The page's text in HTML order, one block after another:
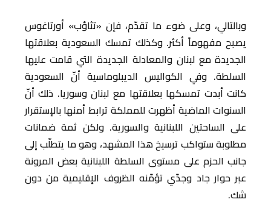
وبالتالي، وعلى ضوء ما تقدّم، فإن «تثاؤب» أورتاغوس
يصبح مفهوماً أكثر. وكذلك تمسك السعودية بعلاقتها
الجديدة مع لبنان والمعادلة الجديدة التي قامت عليها
السلطة. وفي الكواليس الديبلوماسية أنّ السعودية
كانت أبدت تمسكها بعلاقتها مع لبنان وسوريا. ذلك أنّ
السنوات الماضية أظهرت للمملكة ترابط أمنها بالإستقرار
على الساحتين اللبنانية والسورية. ولكن ثمة ضمانات
مطلوبة ستواكب ترسيخ هذا المشهد، وهو ما يتطلّب إلى
جانب الحزم على مستوى السلطة اللبنانية بعض المرونة
عبر حوار جاد وجدّي تؤمّنه الظروف الإقليمية من دون
شك.